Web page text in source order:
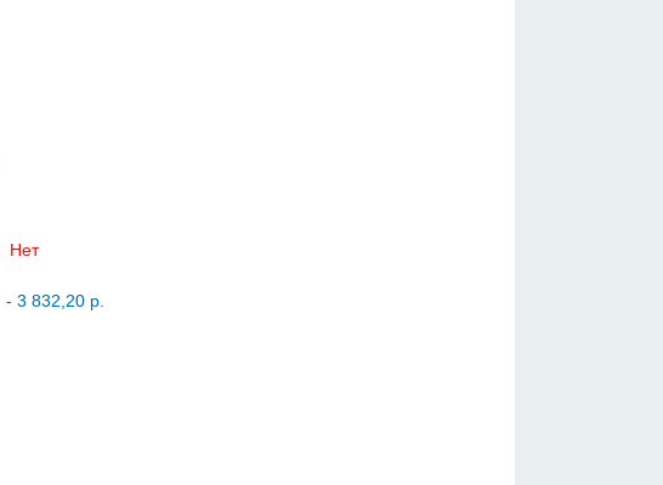
Нет
- 3 832,20 р.